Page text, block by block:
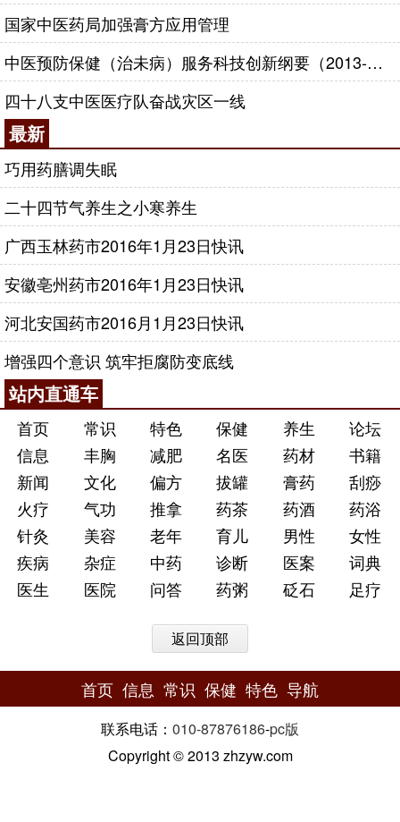
国家中医药局加强膏方应用管理
中医预防保健（治未病）服务科技创新纲要（2013-2020年）
四十八支中医医疗队奋战灾区一线
最新
巧用药膳调失眠
二十四节气养生之小寒养生
广西玉林药市2016年1月23日快讯
安徽亳州药市2016年1月23日快讯
河北安国药市2016月1月23日快讯
增强四个意识 筑牢拒腐防变底线
站内直通车
首页 常识 特色 保健 养生
论坛
信息
丰胸 减肥 名医 药材
书籍
新闻
文化 偏方 拔罐 膏药
刮痧
火疗
气功 推拿 药茶 药酒
药浴
针灸
美容 老年 育儿 男性
女性
疾病
杂症 中药 诊断 医案
词典
医生
医院 问答 药粥 砭石 足疗
返回顶部
首页 信息 常识 保健 特色 导航
联系电话： 010-87876186-pc版
Copyright © 2013 zhzyw.com